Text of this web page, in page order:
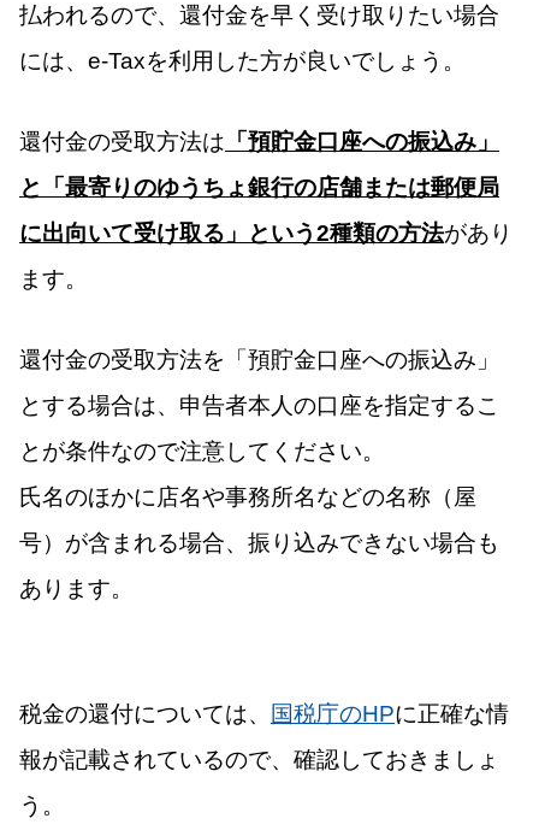
払われるので、還付金を早く受け取りたい場合
には、e-Taxを利用した方が良いでしょう。
還付金の受取方法は 「預貯金口座への振込み」
と「最寄りのゆうちょ銀行の店舗または郵便局
に出向いて受け取る」という2種類の方法があり
ます。
還付金の受取方法を「預貯金口座への振込み」
とする場合は、申告者本人の口座を指定するこ
とが条件なので注意してください。
氏名のほかに店名や事務所名などの名称（屋
号）が含まれる場合、振り込みできない場合も
あります。
税金の還付については、 国税庁のHPに正確な情
報が記載されているので、確認しておきましょ
う。